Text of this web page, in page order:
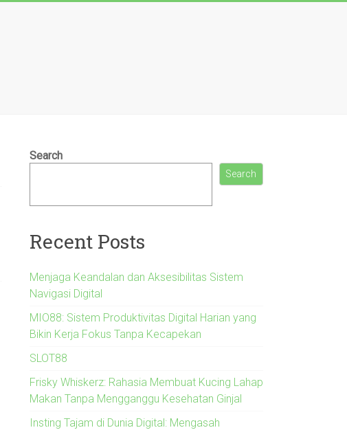
Search
Search
Recent Posts
Menjaga Keandalan dan Aksesibilitas Sistem
Navigasi Digital
MIO88: Sistem Produktivitas Digital Harian yang
Bikin Kerja Fokus Tanpa Kecapekan
SLOT88
Frisky Whiskerz: Rahasia Membuat Kucing Lahap
Makan Tanpa Mengganggu Kesehatan Ginjal
Insting Tajam di Dunia Digital: Mengasah